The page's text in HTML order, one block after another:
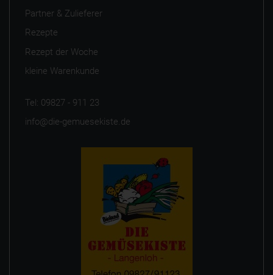
Partner & Zulieferer
Rezepte
Rezept der Woche
kleine Warenkunde
Tel: 09827 - 911 23
info@die-gemuesekiste.de